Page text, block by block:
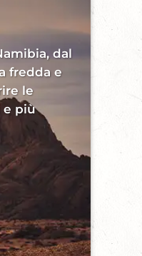
dal
fredda e
le
e più